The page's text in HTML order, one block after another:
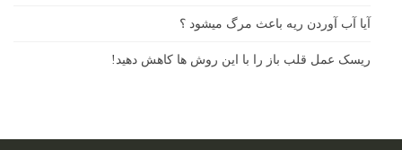
آیا آب آوردن ریه باعث مرگ میشود ؟
ریسک عمل قلب باز را با این روش ها کاهش دهید!